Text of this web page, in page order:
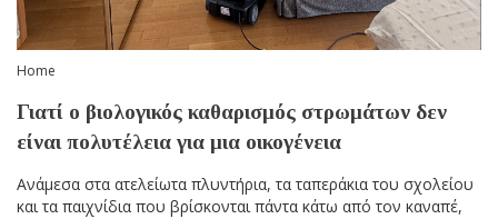
Home
Γιατί ο βιολογικός καθαρισμός στρωμάτων δεν
είναι πολυτέλεια για μια οικογένεια
Ανάμεσα στα ατελείωτα πλυντήρια, τα ταπεράκια του σχολείου
και τα παιχνίδια που βρίσκονται πάντα κάτω από τον καναπέ,